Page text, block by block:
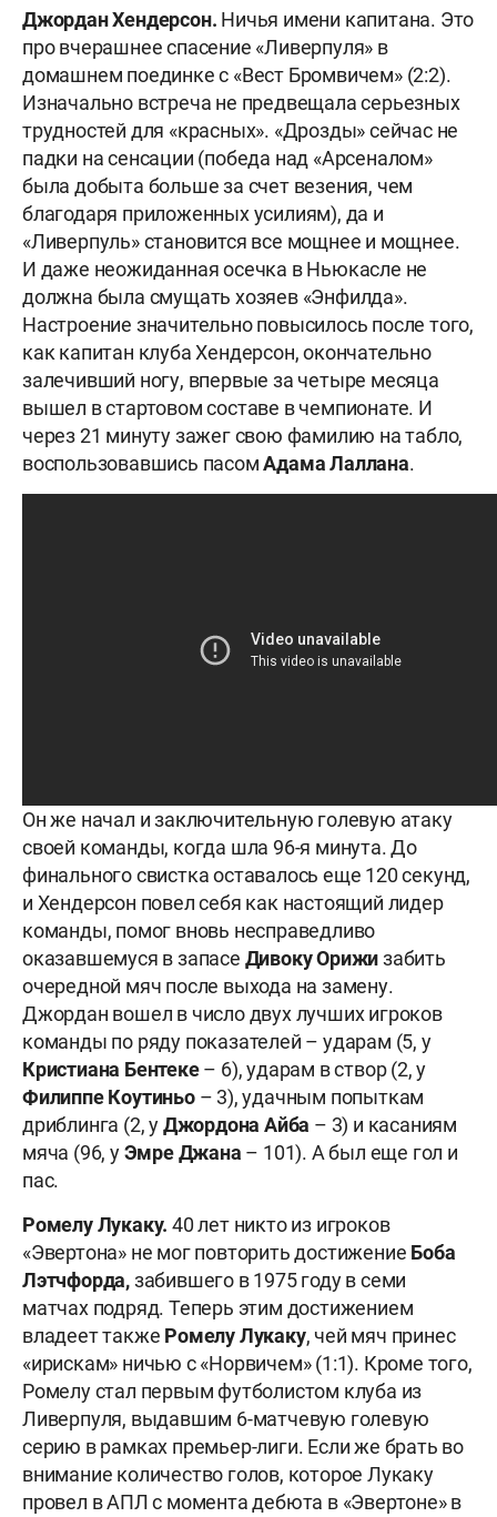
Джордан Хендерсон. Ничья имени капитана. Это
про вчерашнее спасение «Ливерпуля» в
домашнем поединке с «Вест Бромвичем» (2:2).
Изначально встреча не предвещала серьезных
трудностей для «красных». «Дрозды» сейчас не
падки на сенсации (победа над «Арсеналом»
была добыта больше за счет везения, чем
благодаря приложенных усилиям), да и
«Ливерпуль» становится все мощнее и мощнее.
И даже неожиданная осечка в Ньюкасле не
должна была смущать хозяев «Энфилда».
Настроение значительно повысилось после того,
как капитан клуба Хендерсон, окончательно
залечивший ногу, впервые за четыре месяца
вышел в стартовом составе в чемпионате. И
через 21 минуту зажег свою фамилию на табло,
воспользовавшись пасомАдама Лаллана.
Он же начал и заключительную голевую атаку
своей команды, когда шла 96-я минута. До
финального свистка оставалось еще 120 секунд,
и Хендерсон повел себя как настоящий лидер
команды, помог вновь несправедливо
оказавшемуся в запасе Дивоку Орижизабить
очередной мяч после выхода на замену.
Джордан вошел в число двух лучших игроков
команды по ряду показателей – ударам (5, у
Кристиана Бентеке– 6), ударам в створ (2, у
Филиппе Коутиньо– 3), удачным попыткам
дриблинга (2, уДжордона Айба – 3) и касаниям
мяча (96, уЭмре Джана – 101). А был еще гол и
пас.
Ромелу Лукаку. 40 лет никто из игроков
«Эвертона» не мог повторить достижение Боба
Лэтчфорда,забившего в 1975 году в семи
матчах подряд. Теперь этим достижением
владеет также Ромелу Лукаку, чей мяч принес
«ирискам» ничью с «Норвичем» (1:1). Кроме того,
Ромелу стал первым футболистом клуба из
Ливерпуля, выдавшим 6-матчевую голевую
серию в рамках премьер-лиги. Если же брать во
внимание количество голов, которое Лукаку
провел в АПЛ с момента дебюта в «Эвертоне» в